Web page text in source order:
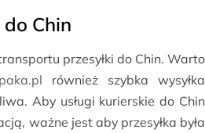
Chin
przesyłki do Chin. Warto
również szybka wysyłka
Aby usługi kurierskie do Chin
ważne jest aby przesyłka była